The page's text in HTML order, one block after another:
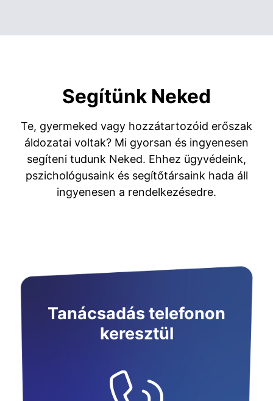
Segítünk Neked
Te, gyermeked vagy hozzátartozóid erőszak
áldozatai voltak? Mi gyorsan és ingyenesen
segíteni tudunk Neked. Ehhez ügyvédeink,
pszichológusaink és segítőtársaink hada áll
ingyenesen a rendelkezésedre.
Tanácsadás telefonon
keresztül